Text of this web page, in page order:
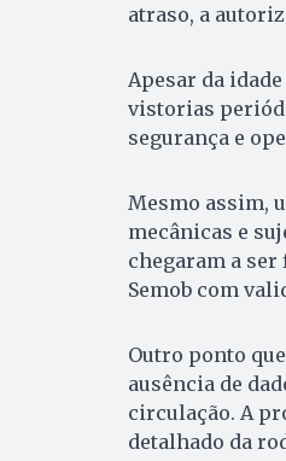
atraso, a
Apesar da
vistorias
segurança e
Mesmo assim,
mecânicas e
chegaram a
Semob com
Outro ponto
ausência de
circulação. A
detalhado da